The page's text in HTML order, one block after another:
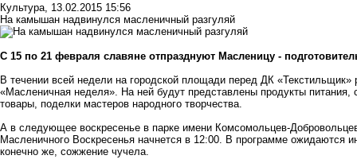
Культура, 13.02.2015 15:56
На камышан надвинулся масленичный разгуляй
С 15 по 21 февраля славяне отпразднуют Масленицу -
В течении всей недели на городской площади перед ДК «Текстильщик»
«Масленичная неделя». На ней будут представлены продукты питания,
товары, поделки мастеров народного творчества.
А в следующее воскресенье в парке имени Комсомольцев-
Масленичного Воскресенья начнется в 12:00. В программе ожидаются
конечно же, сожжение чучела.